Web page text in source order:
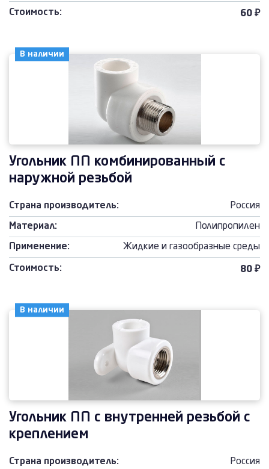
Стоимость: 60 ₽
В наличии
Угольник ПП комбинированный с
наружной резьбой
Страна производитель: Россия
Материал: Полипропилен
Применение: Жидкие и газообразные среды
Стоимость: 80 ₽
В наличии
Угольник ПП с внутренней резьбой с
креплением
Страна производитель: Россия